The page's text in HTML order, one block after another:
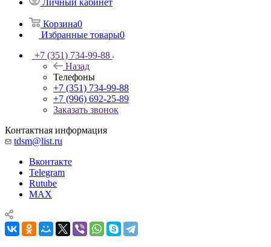
Личный кабинет
Корзина0
Избранные товары0
+7 (351) 734-99-88
Назад
Телефоны
+7 (351) 734-99-88
+7 (996) 692-25-89
Заказать звонок
Контактная информация
tdsm@list.ru
Вконтакте
Telegram
Rutube
MAX